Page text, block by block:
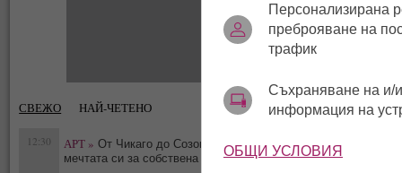
СВЕЖО НАЙ-ЧЕТЕНО
12:30 АРТ » От Чикаго до Созопол: Лина Григорова сбъдна
мечтата си за собствена галерия
Персонализирана
преброяване на
трафик
Съхраняване на и/
информация на
ОБЩИ УСЛОВИЯ